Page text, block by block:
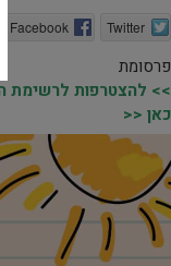
Twitter
Facebook
פרסומת
>> להצטרפות לרשימת
כאן <<